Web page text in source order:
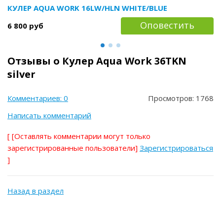
КУЛЕР AQUA WORK 16LW/HLN WHITE/BLUE
6 800 руб
Оповестить
Отзывы о Кулер Aqua Work 36TKN
silver
Комментариев: 0
Просмотров: 1768
Написать комментарий
[ [Оставлять комментарии могут только
зарегистрированные пользователи] Зарегистрироваться
]
Назад в раздел